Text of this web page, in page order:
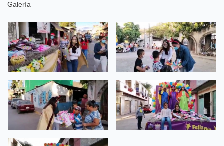
Galería